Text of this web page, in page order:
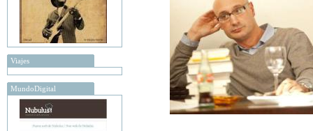
Viajes
MundoDigital